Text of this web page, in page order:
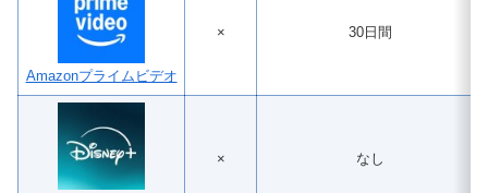
Amazonプライムビデオ
× 30日間
× なし